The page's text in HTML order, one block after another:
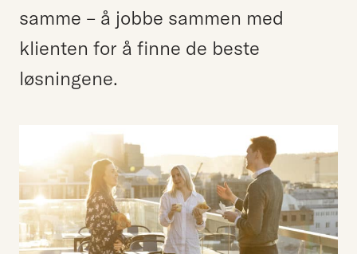
samme – å jobbe sammen med
klienten for å finne de beste
løsningene.